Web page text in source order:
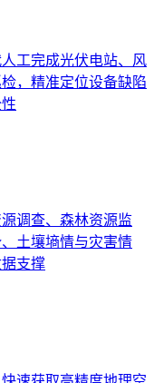
工完成光伏电站、风
，精准定位设备缺陷
调查、森林资源监
土壤墒情与灾害情
支撑